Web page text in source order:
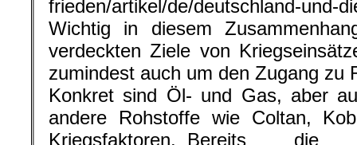
frieden/artikel/de/deutschland-und-
Wichtig in diesem
verdeckten Ziele von
zumindest auch um den Zugang zu
Konkret sind Öl- und Gas, aber
andere Rohstoffe wie Coltan,
Kriegsfaktoren. Bereits die